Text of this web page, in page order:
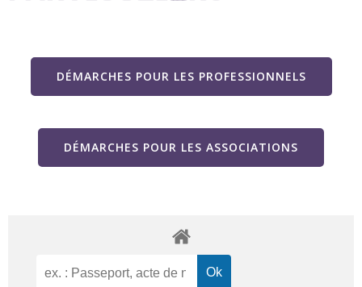
DÉMARCHES POUR LES PROFESSIONNELS
DÉMARCHES POUR LES ASSOCIATIONS